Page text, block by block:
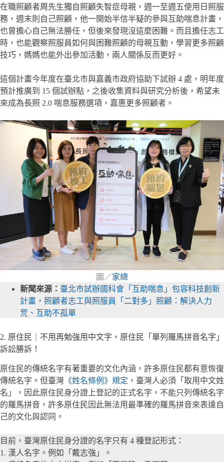
在職照顧者周先生獨自照顧失智症母親，週一至週五使用日照服
務，週末則自己照顧，他一開始半信半疑的參與互助喘息計畫，
也曾擔心自己無法勝任，但後來發現沒這麼困難。而且擔任志工
時，也能觀察照服員如何與困難照顧的母親互動，學習更多照顧
技巧，媽媽也能外出參加活動，兩人關係反而更好。
這個計畫今年度在臺北市與嘉義市政府協助下試辦 4 處，明年度
預計推廣到 15 個試辦點，之後收集資料與研究分析後，希望未
來成為長照 2.0 喘息服務選項，嘉惠更多照顧者。
圖／家總
新聞來源： 臺北市試辦國科會「互助喘息」包容科技創新
計畫，照顧者志工與照服員「二對多」照顧：解決人力
荒、互助不孤單
2. 原住民｜不用再勉強用中文字，原住民「單列羅馬拼音名字」
訴訟勝訴！
原住民的傳統名字有著重要的文化內涵，許多原住民都有意恢復
傳統名字。但臺灣 《姓名條例》規定 ，臺灣人必須「取用中文姓
名」，因此原住民身分證上登記的正式名字，不能只列傳統名字
的羅馬拼音，許多原住民因此無法用最準確的羅馬拼音來表達自
己的文化與認同。
目前，臺灣原住民身分證的名字只有 4 種登記形式：
1. 漢人名字。例如「戴志強」。